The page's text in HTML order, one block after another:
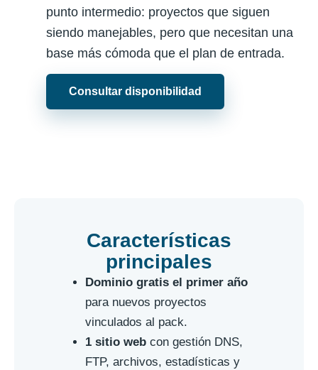
punto intermedio: proyectos que siguen
siendo manejables, pero que necesitan una
base más cómoda que el plan de entrada.
Consultar disponibilidad
Características
principales
Dominio gratis el primer año
para nuevos proyectos
vinculados al pack.
1 sitio web con gestión DNS,
FTP, archivos, estadísticas y